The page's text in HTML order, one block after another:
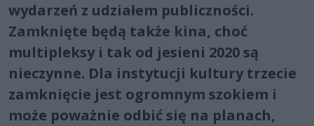
wydarzeń z udziałem publiczności.
Zamknięte będą także kina, choć
multipleksy i tak od jesieni 2020 są
nieczynne. Dla instytucji kultury trzecie
zamknięcie jest ogromnym szokiem i
może poważnie odbić się na planach,